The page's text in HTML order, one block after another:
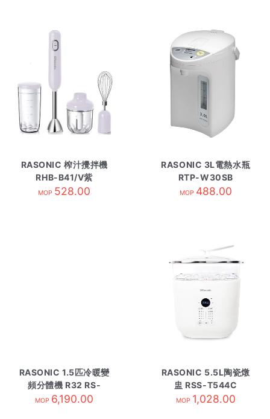
RASONIC 榨汁攪拌機
RHB-B41/V紫
MOP 528.00
RASONIC 3L電熱水瓶
RTP-W30SB
MOP 488.00
RASONIC 1.5匹冷暖變
頻分體機 R32 RS-
RZ12BK 內
MOP 6,190.00
RASONIC 5.5L陶瓷燉
盅 RSS-T544C
MOP 1,028.00